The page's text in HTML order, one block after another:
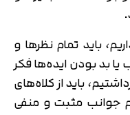
باید تمام نظرها و
بد بودن ایده‌ها فکر
باید از کلاه‌های
جوانب مثبت و منفی